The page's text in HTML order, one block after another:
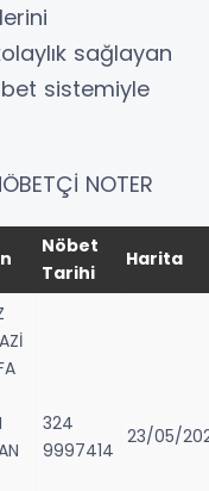
sağlayan
sistemiyle
NOTER
Nöbet
Tarihi
Harita
324
9997414
23/05/